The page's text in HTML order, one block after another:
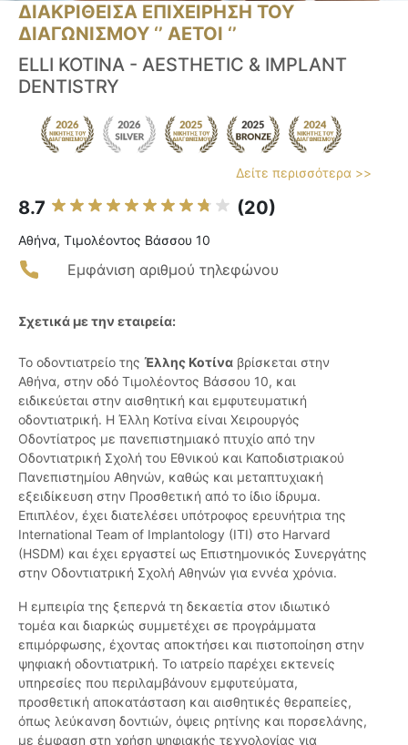
ΔΙΑΚΡΙΘΕΙΣΑ ΕΠΙΧΕΙΡΗΣΗ ΤΟΥ
ΔΙΑΓΩΝΙΣΜΟΥ ‘’ ΑΕΤΟΙ ‘’
ELLI KOTINA - AESTHETIC & IMPLANT
DENTISTRY
Δείτε περισσότερα >>
8.7 (20)
Αθήνα, Τιμολέοντος Βάσσου 10
Εμφάνιση αριθμού τηλεφώνου
Σχετικά με την εταιρεία:
Το οδοντιατρείο της Έλλης Κοτίνα βρίσκεται στην
Αθήνα, στην οδό Τιμολέοντος Βάσσου 10, και
ειδικεύεται στην αισθητική και εμφυτευματική
οδοντιατρική. Η Έλλη Κοτίνα είναι Χειρουργός
Οδοντίατρος με πανεπιστημιακό πτυχίο από την
Οδοντιατρική Σχολή του Εθνικού και Καποδιστριακού
Πανεπιστημίου Αθηνών, καθώς και μεταπτυχιακή
εξειδίκευση στην Προσθετική από το ίδιο ίδρυμα.
Επιπλέον, έχει διατελέσει υπότροφος ερευνήτρια της
International Team of Implantology (ITI) στο Harvard
(HSDM) και έχει εργαστεί ως Επιστημονικός Συνεργάτης
στην Οδοντιατρική Σχολή Αθηνών για εννέα χρόνια.
Η εμπειρία της ξεπερνά τη δεκαετία στον ιδιωτικό
τομέα και διαρκώς συμμετέχει σε προγράμματα
επιμόρφωσης, έχοντας αποκτήσει και πιστοποίηση στην
ψηφιακή οδοντιατρική. Το ιατρείο παρέχει εκτενείς
υπηρεσίες που περιλαμβάνουν εμφυτεύματα,
προσθετική αποκατάσταση και αισθητικές θεραπείες,
όπως λεύκανση δοντιών, όψεις ρητίνης και πορσελάνης,
με έμφαση στη χρήση ψηφιακής τεχνολογίας για